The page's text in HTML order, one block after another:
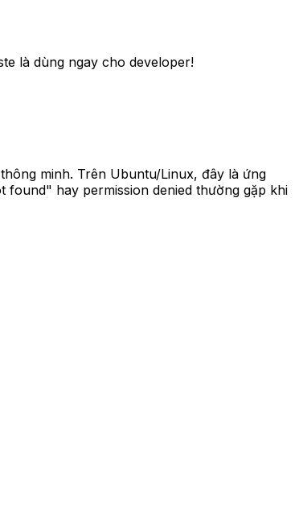
là dùng ngay cho developer!
minh. Trên Ubuntu/Linux, đây là ứng
hay permission denied thường gặp khi